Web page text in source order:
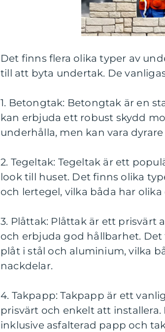
Det finns flera olika typer av
till att byta undertak. De
1. Betongtak: Betongtak är en
kan erbjuda ett robust skydd
underhålla, men kan vara
2. Tegeltak: Tegeltak är ett
look till huset. Det finns olika
och lertegel, vilka båda har
3. Plåttak: Plåttak är ett prisvärt
och erbjuda god hållbarhet.
plåt i stål och aluminium, vilka
nackdelar.
4. Takpapp: Takpapp är ett
prisvärt och enkelt att
inklusive asfalterad papp och